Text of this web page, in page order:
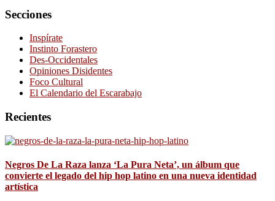
Secciones
Inspírate
Instinto Forastero
Des-Occidentales
Opiniones Disidentes
Foco Cultural
El Calendario del Escarabajo
Recientes
Negros De La Raza lanza ‘La Pura Neta’, un álbum que
convierte el legado del hip hop latino en una nueva identidad
artística